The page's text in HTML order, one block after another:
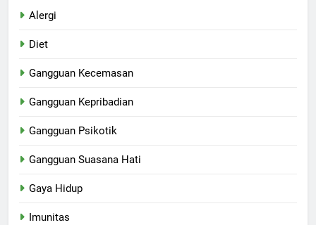
Alergi
Diet
Gangguan Kecemasan
Gangguan Kepribadian
Gangguan Psikotik
Gangguan Suasana Hati
Gaya Hidup
Imunitas